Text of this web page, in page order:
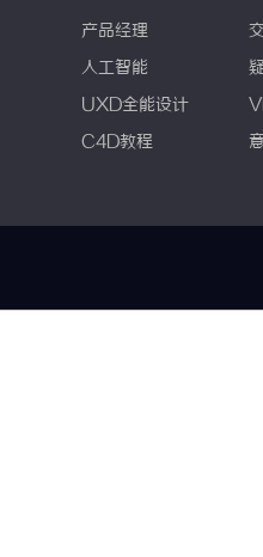
产品经理
人工智能
UXD全能设计
C4D教程